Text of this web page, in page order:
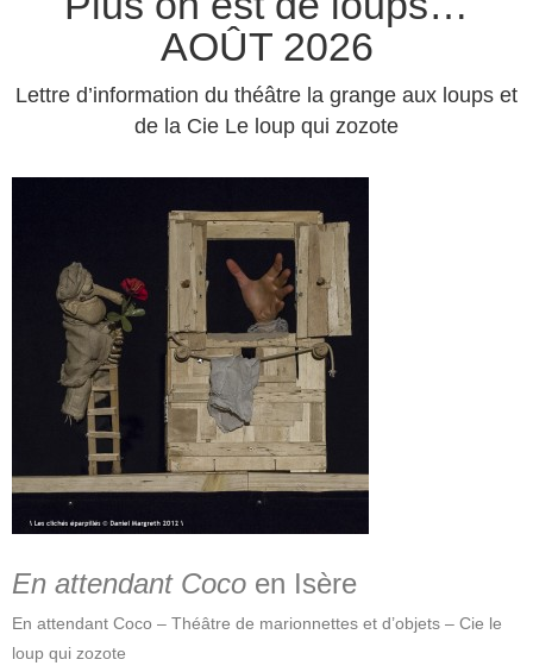
FORMATION ET L'ACCUEIL
D'ARTISTES.
AOÛT 2026
Lettre d’information du théâtre la grange aux loups et
de la Cie Le loup qui zozote
En attendant Coco en Isère
En attendant Coco – Théâtre de marionnettes et d’objets – Cie le
loup qui zozote